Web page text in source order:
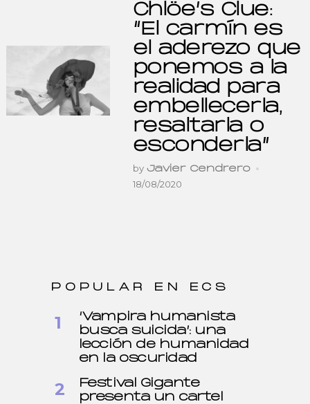
Chlöe’s Clue:
“El carmín es
el aderezo que
ponemos a la
realidad para
embellecerla,
resaltarla o
esconderla”
by Javier Cendrero
18/08/2020
POPULAR EN ECS
‘Vampira humanista
busca suicida’: una
lección de humanidad
en la oscuridad
Festival Gigante
presenta un cartel